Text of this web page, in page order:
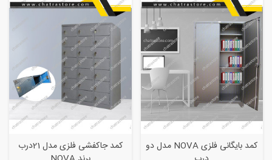
کمد بایگانی فلزی NOVA مدل دو
کمد جاکفشی فلزی مدل 21درب